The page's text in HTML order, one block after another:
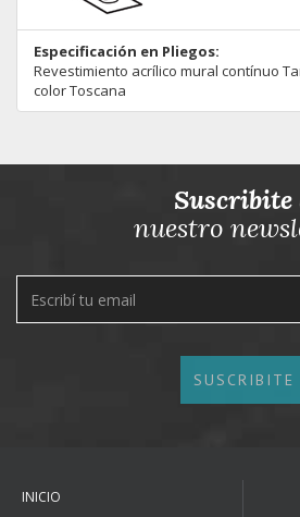
Especificación en Pliegos:
Revestimiento acrílico mural contínuo
color Toscana
Suscribite
nuestro
SUSCRIBITE
INICIO